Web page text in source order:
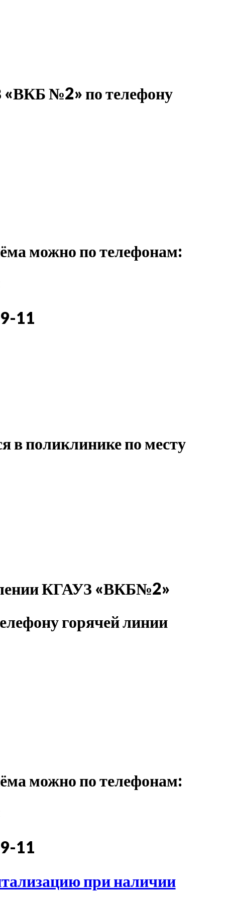
«ВКБ №2» по телефону
можно по телефонам:
11
в поликлинике по месту
КГАУЗ «ВКБ№2»
горячей линии
можно по телефонам:
11
при наличии